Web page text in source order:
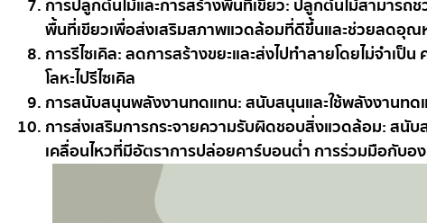
การปลูกต้นไม้และการสร้างพื้นที่เขียว: ปลูกต้นไม้สามาร
พื้นที่เขียวเพื่อส่งเสริมสภาพแวดล้อมที่ดีขึ้นและช่วยลดอุ
การรีไซเคิล: ลดการสร้างขยะและส่งไปทำลายโดยไม่จำเ
โลหะไปรีไซเคิล
การสนับสนุนพลังงานทดแทน: สนับสนุนและใช้พลังงานทด
การส่งเสริมการกระจายความรับผิดชอบสิ่งแวดล้อม: สนับ
เคลื่อนไหวที่มีอัตราการปล่อยคาร์บอนต่ำ การร่วมมือกับอ